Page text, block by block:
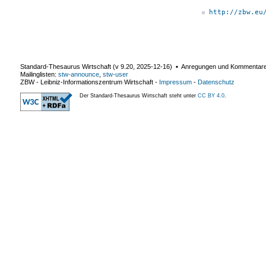
http://
Standard-Thesaurus Wirtschaft (v 9.20 2025-12-16) ▪ Anregungen und
Mailinglisten: stw-announce stw-user
ZBW - Leibniz-Informationszentrum Wirtschaft - Impressum - Datenschutz
Der Standard-Thesaurus Wirtschaft steht unter CC BY 4.0